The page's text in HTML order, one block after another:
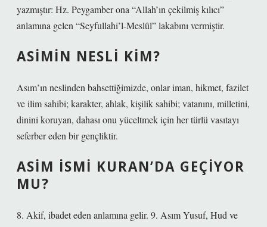
yazmıştır: Hz. Peygamber ona “Allah’ın çekilmiş kılıcı”
anlamına gelen “Seyfullahi’l-Meslûl” lakabını vermiştir.
ASIMIN NESLI KIM?
Asım’ın neslinden bahsettiğimizde, onlar iman, hikmet, fazilet
ve ilim sahibi; karakter, ahlak, kişilik sahibi; vatanını, milletini,
dinini koruyan, dahası onu yüceltmek için her türlü vasıtayı
seferber eden bir gençliktir.
ASIM ISMI KURAN’DA GEÇIYOR
MU?
8. Akif, ibadet eden anlamına gelir. 9. Asım Yusuf, Hud ve